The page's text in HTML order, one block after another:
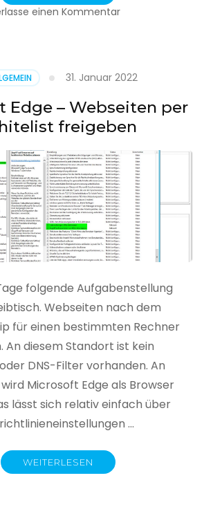
einen Kommentarzu
(UPN)
im
Active
Directory
31. Januar 2022
Edge – Webseiten per
freigeben
folgende Aufgabenstellung
Webseiten nach dem
für einen bestimmten Rechner
An diesem Standort ist kein
DNS-Filter vorhanden. An
Microsoft Edge als Browser
lässt sich relativ einfach über
…
WEITERLESEN